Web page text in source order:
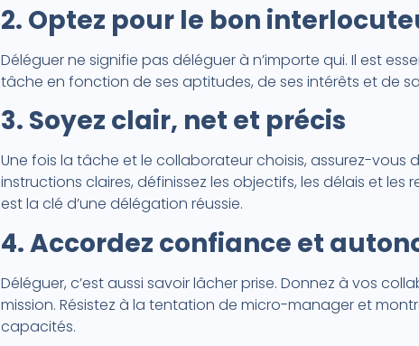
2. Optez pour le bon
Déléguer ne signifie pas déléguer à n’importe qui. Il est
tâche en fonction de ses aptitudes, de ses intérêts et de
3. Soyez clair, net et précis
Une fois la tâche et le collaborateur choisis, assurez-vous
instructions claires, définissez les objectifs, les délais et
est la clé d’une délégation réussie.
4. Accordez confiance et
Déléguer, c’est aussi savoir lâcher prise. Donnez à vos
mission. Résistez à la tentation de micro-manager et
capacités.